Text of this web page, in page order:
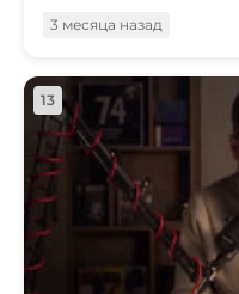
3 месяца назад
13